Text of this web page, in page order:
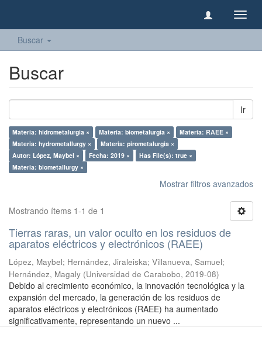
Buscar
Buscar
Ir
Materia: hidrometalurgia × Materia: biometalurgia ×
Materia: RAEE ×
Materia: hydrometallurgy ×
Materia: pirometalurgia ×
Autor: López, Maybel ×
Fecha: 2019 ×
Has File(s): true ×
Materia: biometallurgy ×
Mostrar filtros avanzados
Mostrando ítems 1-1 de 1
Tierras raras, un valor oculto en los residuos de
aparatos eléctricos y electrónicos (RAEE)
López, Maybel; Hernández, Jiraleiska; Villanueva, Samuel;
Hernández, Magaly (Universidad de Carabobo, 2019-08)
Debido al crecimiento económico, la innovación tecnológica y la
expansión del mercado, la generación de los residuos de
aparatos eléctricos y electrónicos (RAEE) ha aumentado
significativamente, representando un nuevo ...